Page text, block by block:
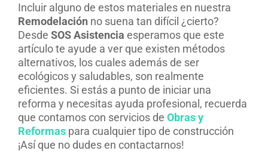
Incluir alguno de estos materiales en nuestra
Remodelación no suena tan difícil ¿cierto?
Desde SOS Asistencia esperamos que este
artículo te ayude a ver que existen métodos
alternativos, los cuales además de ser
ecológicos y saludables, son realmente
eficientes. Si estás a punto de iniciar una
reforma y necesitas ayuda profesional, recuerda
que contamos con servicios de Obras y
Reformas para cualquier tipo de construcción
¡Así que no dudes en contactarnos!